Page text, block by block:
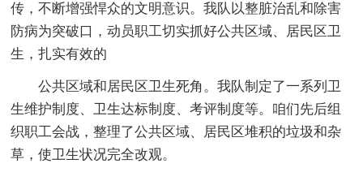
传，不断增强悍众的文明意识。我队以整脏治乱和除害
防病为突破口，动员职工切实抓好公共区域、居民区卫
生，扎实有效的
公共区域和居民区卫生死角。我队制定了一系列卫
生维护制度、卫生达标制度、考评制度等。咱们先后组
织职工会战，整理了公共区域、居民区堆积的垃圾和杂
草，使卫生状况完全改观。